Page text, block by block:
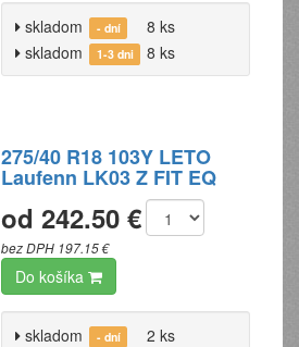
skladom - dní
8 ks
skladom
1-3 dni 8 ks
275/40 R18 103Y LETO
Laufenn LK03 Z FIT EQ
od 242.50 €
bez DPH 197.15 €
Do košíka
skladom - dní
2 ks